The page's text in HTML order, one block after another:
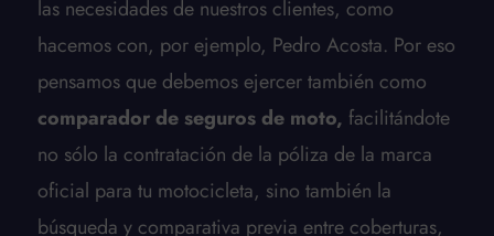
las necesidades de nuestros clientes, como
hacemos con, por ejemplo, Pedro Acosta. Por eso
pensamos que debemos ejercer también como
comparador de seguros de moto, facilitándote
no sólo la contratación de la póliza de la marca
oficial para tu motocicleta, sino también la
búsqueda y comparativa previa entre coberturas,